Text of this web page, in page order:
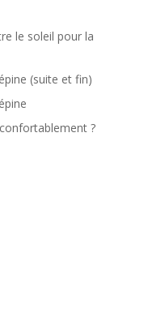
le soleil pour la
(suite et fin)
?